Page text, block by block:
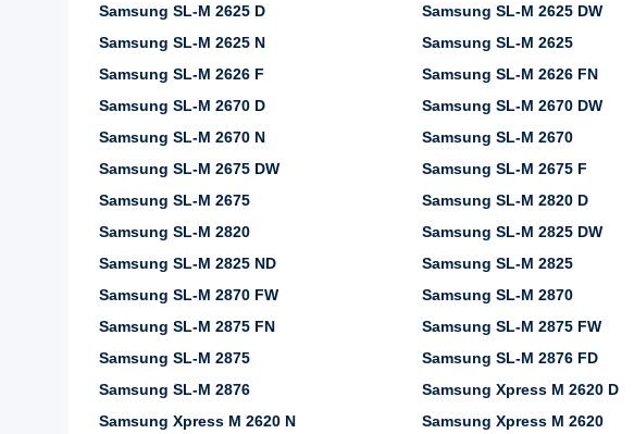
Samsung SL-M 2625 D
Samsung SL-M 2625 DW
Samsung SL-M 2625 N
Samsung SL-M 2625
Samsung SL-M 2626 F
Samsung SL-M 2626 FN
Samsung SL-M 2670 D
Samsung SL-M 2670 DW
Samsung SL-M 2670 N
Samsung SL-M 2670
Samsung SL-M 2675 DW
Samsung SL-M 2675 F
Samsung SL-M 2675
Samsung SL-M 2820 D
Samsung SL-M 2820
Samsung SL-M 2825 DW
Samsung SL-M 2825 ND
Samsung SL-M 2825
Samsung SL-M 2870 FW
Samsung SL-M 2870
Samsung SL-M 2875 FN
Samsung SL-M 2875 FW
Samsung SL-M 2875
Samsung SL-M 2876 FD
Samsung SL-M 2876
Samsung Xpress M 2620 D
Samsung Xpress M 2620 N
Samsung Xpress M 2620